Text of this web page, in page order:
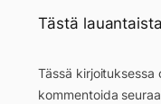
Tästä
Tässä kirjoituksessa
kommentoida